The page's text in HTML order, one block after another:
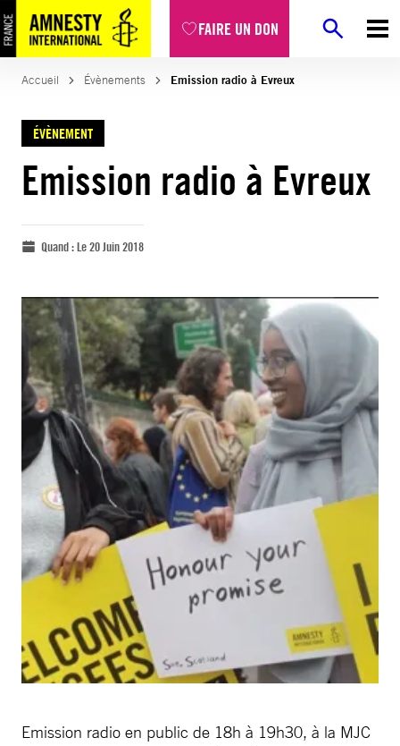
FAIRE UN DON
Accueil Évènements Emission radio à Evreux
ÉVÈNEMENT
Emission radio à Evreux
Quand :Le 20 Juin 2018
Emission radio en public de 18h à 19h30, à la MJC